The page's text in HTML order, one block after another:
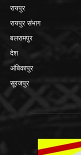
रायपुर
रायपुर संभाग
बलरामपुर
देश
अंबिकापुर
सूरजपुर